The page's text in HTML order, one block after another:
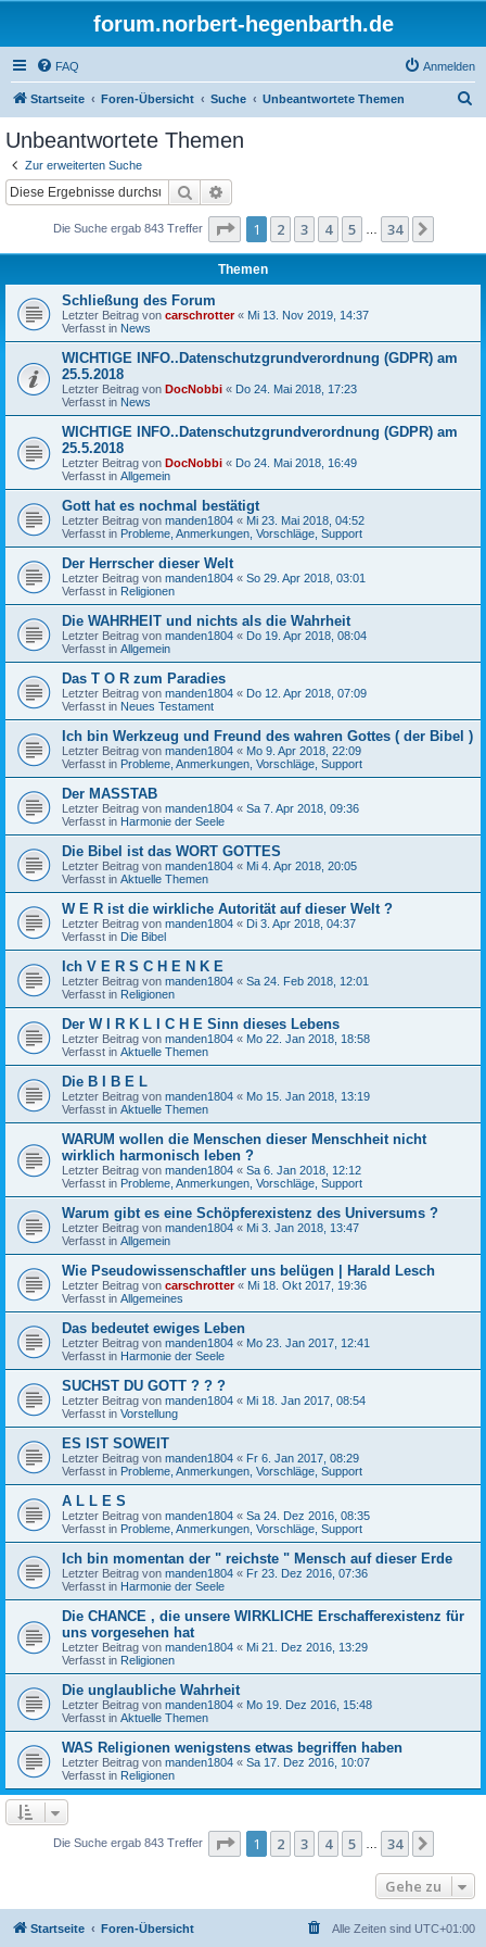
forum.norbert-hegenbarth.de
FAQ Anmelden
Startseite Foren-Übersicht Suche Unbeantwortete Themen
Unbeantwortete Themen
Zur erweiterten Suche
Suche
Die Suche ergab 843 Treffer Seite 1von 34
1 2 3 4 5 34
Themen
Schließung des Forum
Letzter Beitrag von carschrotter« Mi 13. Nov 2019, 14:37
Verfasst in News
WICHTIGE INFO..Datenschutzgrundverordnung (GDPR) am
25.5.2018
Letzter Beitrag von DocNobbi « Do 24. Mai 2018, 17:23
Verfasst in News
WICHTIGE INFO..Datenschutzgrundverordnung (GDPR) am
25.5.2018
Letzter Beitrag von DocNobbi « Do 24. Mai 2018, 16:49
Verfasst in Allgemein
Gott hat es nochmal bestätigt
Letzter Beitrag von manden1804 « Mi 23. Mai 2018, 04:52
Verfasst in Probleme, Anmerkungen, Vorschläge, Support
Der Herrscher dieser Welt
Letzter Beitrag von manden1804 « So 29. Apr 2018, 03:01
Verfasst in Religionen
Die WAHRHEIT und nichts als die Wahrheit
Letzter Beitrag von manden1804 « Do 19. Apr 2018, 08:04
Verfasst in Allgemein
Das T O R zum Paradies
Letzter Beitrag von manden1804 « Do 12. Apr 2018, 07:09
Verfasst in Neues Testament
Ich bin Werkzeug und Freund des wahren Gottes ( der Bibel )
Letzter Beitrag von manden1804 « Mo 9. Apr 2018, 22:09
Verfasst in Probleme, Anmerkungen, Vorschläge, Support
Der MASSTAB
Letzter Beitrag von manden1804 « Sa 7. Apr 2018, 09:36
Verfasst in Harmonie der Seele
Die Bibel ist das WORT GOTTES
Letzter Beitrag von manden1804 « Mi 4. Apr 2018, 20:05
Verfasst in Aktuelle Themen
W E R ist die wirkliche Autorität auf dieser Welt ?
Letzter Beitrag von manden1804 « Di 3. Apr 2018, 04:37
Verfasst in Die Bibel
Ich V E R S C H E N K E
Letzter Beitrag von manden1804 « Sa 24. Feb 2018, 12:01
Verfasst in Religionen
Der W I R K L I C H E Sinn dieses Lebens
Letzter Beitrag von manden1804 « Mo 22. Jan 2018, 18:58
Verfasst in Aktuelle Themen
Die B I B E L
Letzter Beitrag von manden1804 « Mo 15. Jan 2018, 13:19
Verfasst in Aktuelle Themen
WARUM wollen die Menschen dieser Menschheit nicht
wirklich harmonisch leben ?
Letzter Beitrag von manden1804 « Sa 6. Jan 2018, 12:12
Verfasst in Probleme, Anmerkungen, Vorschläge, Support
Warum gibt es eine Schöpferexistenz des Universums ?
Letzter Beitrag von manden1804 « Mi 3. Jan 2018, 13:47
Verfasst in Allgemein
Wie Pseudowissenschaftler uns belügen | Harald Lesch
Letzter Beitrag von carschrotter« Mi 18. Okt 2017, 19:36
Verfasst in Allgemeines
Das bedeutet ewiges Leben
Letzter Beitrag von manden1804 « Mo 23. Jan 2017, 12:41
Verfasst in Harmonie der Seele
SUCHST DU GOTT ? ? ?
Letzter Beitrag von manden1804 « Mi 18. Jan 2017, 08:54
Verfasst in Vorstellung
ES IST SOWEIT
Letzter Beitrag von manden1804 « Fr 6. Jan 2017, 08:29
Verfasst in Probleme, Anmerkungen, Vorschläge, Support
A L L E S
Letzter Beitrag von manden1804 « Sa 24. Dez 2016, 08:35
Verfasst in Probleme, Anmerkungen, Vorschläge, Support
Ich bin momentan der " reichste " Mensch auf dieser Erde
Letzter Beitrag von manden1804 « Fr 23. Dez 2016, 07:36
Verfasst in Harmonie der Seele
Die CHANCE , die unsere WIRKLICHE Erschafferexistenz für
uns vorgesehen hat
Letzter Beitrag von manden1804 « Mi 21. Dez 2016, 13:29
Verfasst in Religionen
Die unglaubliche Wahrheit
Letzter Beitrag von manden1804 « Mo 19. Dez 2016, 15:48
Verfasst in Aktuelle Themen
WAS Religionen wenigstens etwas begriffen haben
Letzter Beitrag von manden1804 « Sa 17. Dez 2016, 10:07
Verfasst in Religionen
Die Suche ergab 843 Treffer Seite 1von 34
1 2 3 4 5 34
Gehe zu
Startseite Foren-Übersicht Alle Zeiten sind UTC+01:00